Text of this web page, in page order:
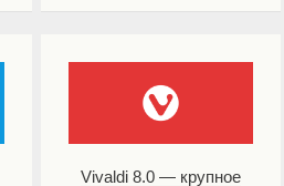
Vivaldi 8.0 — крупное